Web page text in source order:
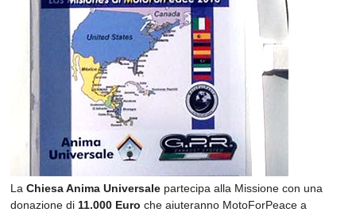
La Chiesa Anima Universalepartecipa alla Missione con una
donazione di 11.000 Euro che aiuteranno MotoForPeace a